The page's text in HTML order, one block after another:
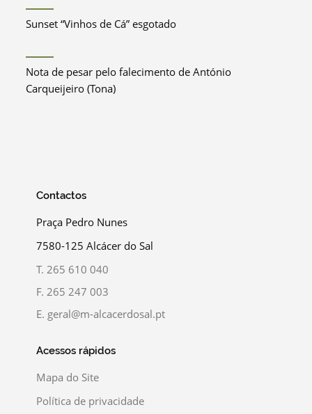
Sunset “Vinhos de Cá” esgotado
Nota de pesar pelo falecimento de António
Carqueijeiro (Tona)
Contactos
Praça Pedro Nunes
7580-125 Alcácer do Sal
T. 265 610 040
F. 265 247 003
E. geral@m-alcacerdosal.pt
Acessos rápidos
Mapa do Site
Política de privacidade